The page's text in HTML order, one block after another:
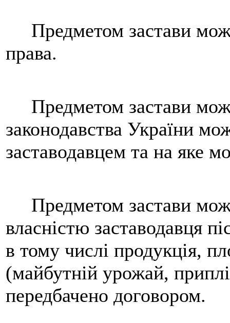
Предметом застави
права.
Предметом застави
законодавства України
заставодавцем та на яке
Предметом застави
власністю заставодавця
в тому числі продукція,
(майбутній урожай,
передбачено договором.